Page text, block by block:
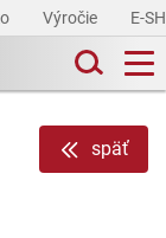
Výročie E-
späť